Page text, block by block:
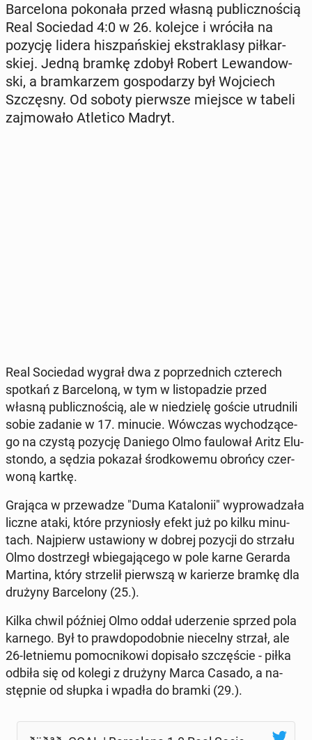
Bar­ce­lo­na po­ko­na­ła przed własną pu­blicz­no­ścią
Real So­cie­dad 4:0 w 26. kolejce i wróciła na
pozycję lidera hisz­pań­skiej eks­tra­kla­sy pił­kar­
skiej. Jedną bramkę zdobył Robert Le­wan­dow­
ski, a bram­ka­rzem go­spo­da­rzy był Woj­ciech
Szczę­sny. Od soboty pierw­sze miejsce w tabeli
zaj­mo­wa­ło Atle­ti­co Madryt.
Real So­cie­dad wygrał dwa z po­przed­nich czte­rech
spotkań z Bar­ce­lo­ną, w tym w li­sto­pa­dzie przed
własną pu­blicz­no­ścią, ale w nie­dzie­lę goście utrud­ni­li
sobie zadanie w 17. minucie. Wówczas wy­cho­dzą­ce­
go na czystą pozycję Daniego Olmo fau­lo­wał Aritz Elu­
ston­do, a sędzia pokazał środ­ko­we­mu obrońcy czer­
wo­ną kartkę.
Grająca w prze­wa­dze "Duma Ka­ta­lo­nii" wy­pro­wa­dza­ła
liczne ataki, które przy­nio­sły efekt już po kilku mi­nu­
tach. Naj­pierw usta­wio­ny w dobrej pozycji do strzału
Olmo do­strzegł wbie­ga­ją­ce­go w pole karne Gerarda
Martina, który strze­lił pierw­szą w ka­rie­rze bramkę dla
drużyny Bar­ce­lo­ny (25.).
Kilka chwil później Olmo oddał ude­rze­nie sprzed pola
karnego. Był to praw­do­po­dob­nie nie­cel­ny strzał, ale
26-let­nie­mu po­moc­ni­ko­wi do­pi­sa­ło szczę­ście - piłka
odbiła się od kolegi z drużyny Marca Casado, a na­
stęp­nie od słupka i wpadła do bramki (29.).